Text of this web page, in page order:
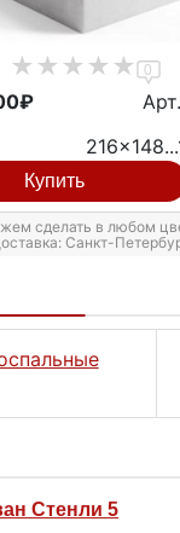
0
Купить
сделать в любом
Санкт-
Стенли 5